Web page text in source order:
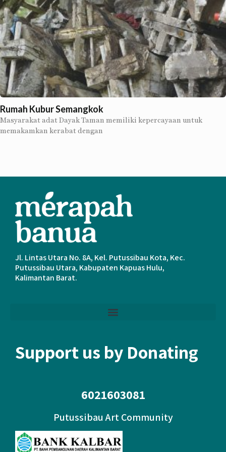
Rumah Kubur Semangkok
Masyarakat adat Dayak Taman memiliki kepercayaan untuk
memakamkan kerabat dengan
Jl. Lintas Utara No. 8A, Kel. Putussibau Kota, Kec.
Putussibau Utara, Kabupaten Kapuas Hulu,
Kalimantan Barat.
Support us by Donating
6021603081
Putussibau Art Community